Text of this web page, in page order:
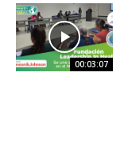
00:03:07